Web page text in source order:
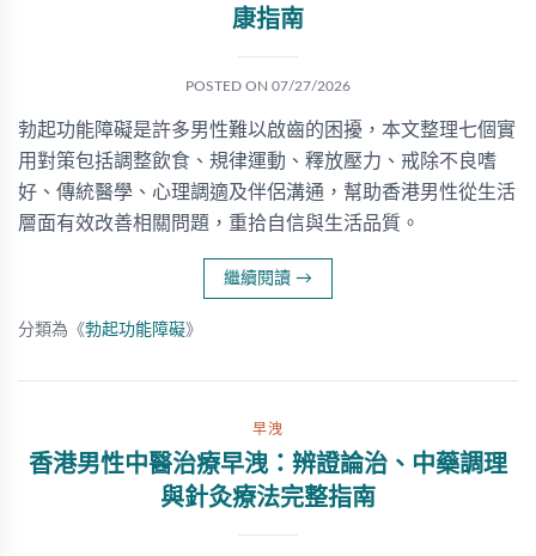
康指南
POSTED ON 07/27/2026
勃起功能障礙是許多男性難以啟齒的困擾，本文整理七個實
用對策包括調整飲食、規律運動、釋放壓力、戒除不良嗜
好、傳統醫學、心理調適及伴侶溝通，幫助香港男性從生活
層面有效改善相關問題，重拾自信與生活品質。
繼續閱讀 →
分類為《勃起功能障礙》
早洩
香港男性中醫治療早洩：辨證論治、中藥調理
與針灸療法完整指南